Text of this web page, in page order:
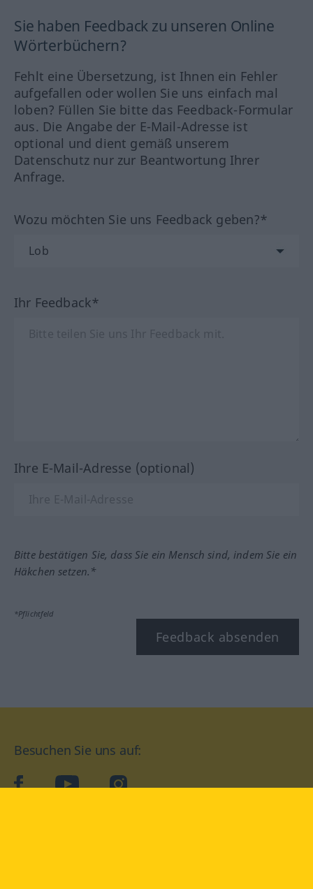
Sie haben Feedback zu unseren Online
Wörterbüchern?
Fehlt eine Übersetzung, ist Ihnen ein Fehler
aufgefallen oder wollen Sie uns einfach mal
loben? Füllen Sie bitte das Feedback-Formular
aus. Die Angabe der E-Mail-Adresse ist
optional und dient gemäß unserem
Datenschutz nur zur Beantwortung Ihrer
Anfrage.
Wozu möchten Sie uns Feedback geben?*
Ihr Feedback*
Ihre E-Mail-Adresse (optional)
Bitte bestätigen Sie, dass Sie ein Mensch sind, indem Sie ein
Häkchen setzen.*
*Pflichtfeld
Feedback absenden
Besuchen Sie uns auf:
facebookYouTube Instagram